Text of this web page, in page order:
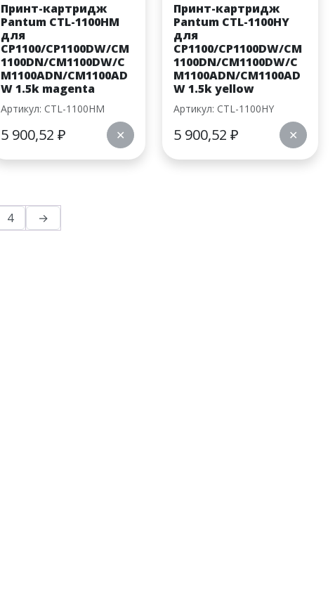
Принт-картридж
Pantum CTL-1100HM
для
CP1100/CP1100DW/CM
1100DN/CM1100DW/C
M1100ADN/CM1100AD
W 1.5k magenta
Артикул: CTL-1100HM
5 900,52 ₽ ✕
Принт-картридж
Pantum CTL-1100HY
для
CP1100/CP1100DW/CM
1100DN/CM1100DW/C
M1100ADN/CM1100AD
W 1.5k yellow
Артикул: CTL-1100HY
5 900,52 ₽ ✕
4 →